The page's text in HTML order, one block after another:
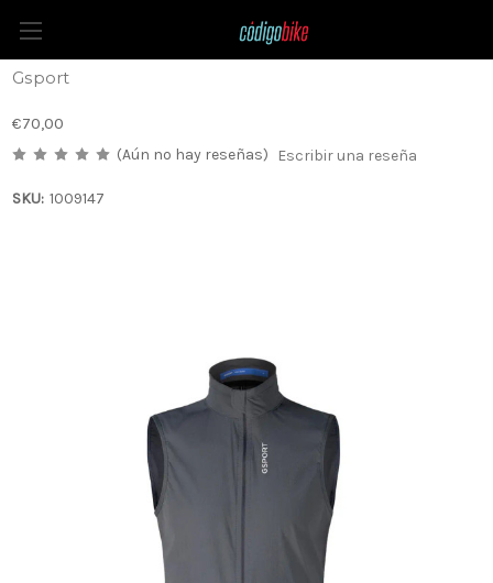
Chaleco Pro Team Ultralight Purpose
Gsport
€70,00
(Aún no hay reseñas) Escribir una reseña
SKU: 1009147